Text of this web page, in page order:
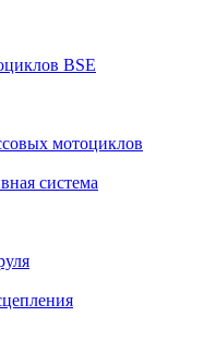
BSE
мотоциклов
система